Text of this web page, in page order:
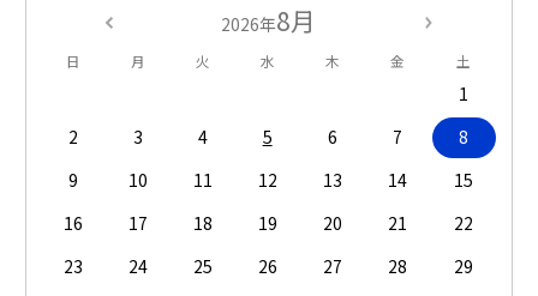
2026年8月
日 月 火 水 木 金 土
1
2
3 4 5 6 7
8
9
10 11 12 13 14
15
16
17 18 19 20 21
22
23
24 25 26 27 28
29